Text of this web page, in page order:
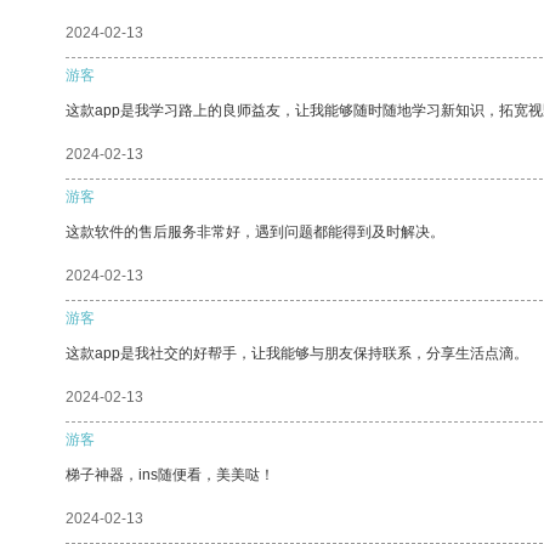
2024-02-13
游客
这款app是我学习路上的良师益友，让我能够随时随地学习新知识，拓宽
2024-02-13
游客
这款软件的售后服务非常好，遇到问题都能得到及时解决。
2024-02-13
游客
这款app是我社交的好帮手，让我能够与朋友保持联系，分享生活点滴。
2024-02-13
游客
梯子神器，ins随便看，美美哒！
2024-02-13